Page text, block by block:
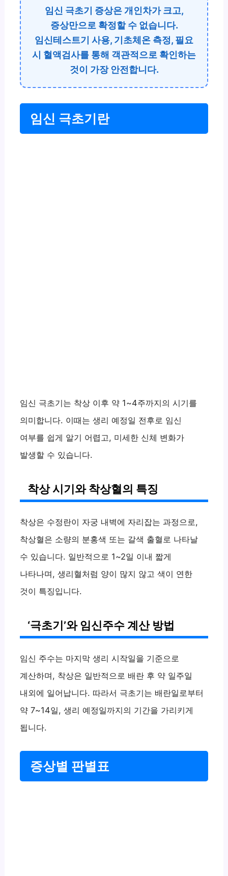
임신 극초기 증상은 개인차가 크고,
증상만으로 확정할 수 없습니다.
임신테스트기 사용, 기초체온 측정, 필요
시 혈액검사를 통해 객관적으로 확인하는
것이 가장 안전합니다.
임신 극초기란
임신 극초기는 착상 이후 약 1~4주까지의 시기를
의미합니다. 이때는 생리 예정일 전후로 임신
여부를 쉽게 알기 어렵고, 미세한 신체 변화가
발생할 수 있습니다.
착상 시기와 착상혈의 특징
착상은 수정란이 자궁 내벽에 자리잡는 과정으로,
착상혈은 소량의 분홍색 또는 갈색 출혈로 나타날
수 있습니다. 일반적으로 1~2일 이내 짧게
나타나며, 생리혈처럼 양이 많지 않고 색이 연한
것이 특징입니다.
‘극초기’와 임신주수 계산 방법
임신 주수는 마지막 생리 시작일을 기준으로
계산하며, 착상은 일반적으로 배란 후 약 일주일
내외에 일어납니다. 따라서 극초기는 배란일로부터
약 7~14일, 생리 예정일까지의 기간을 가리키게
됩니다.
증상별 판별표